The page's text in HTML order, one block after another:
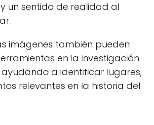
un sentido de realidad al
imágenes también pueden
en la investigación
a identificar lugares,
relevantes en la historia del